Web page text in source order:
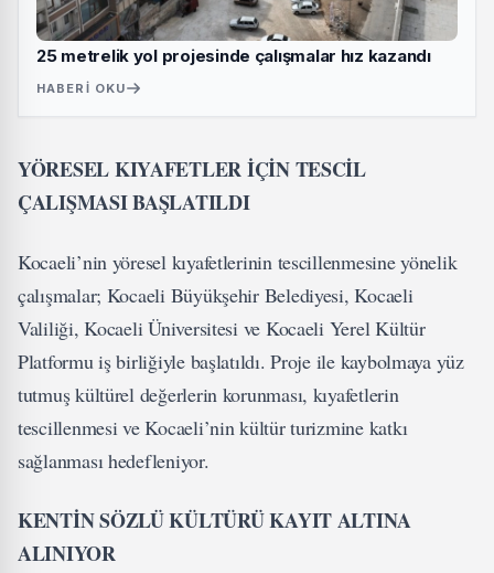
25 metrelik yol projesinde çalışmalar hız kazandı
HABERI OKU
YÖRESEL KIYAFETLER İÇİN TESCİL
ÇALIŞMASI BAŞLATILDI
Kocaeli’nin yöresel kıyafetlerinin tescillenmesine yönelik
çalışmalar; Kocaeli Büyükşehir Belediyesi, Kocaeli
Valiliği, Kocaeli Üniversitesi ve Kocaeli Yerel Kültür
Platformu iş birliğiyle başlatıldı. Proje ile kaybolmaya yüz
tutmuş kültürel değerlerin korunması, kıyafetlerin
tescillenmesi ve Kocaeli’nin kültür turizmine katkı
sağlanması hedefleniyor.
KENTİN SÖZLÜ KÜLTÜRÜ KAYIT ALTINA
ALINIYOR